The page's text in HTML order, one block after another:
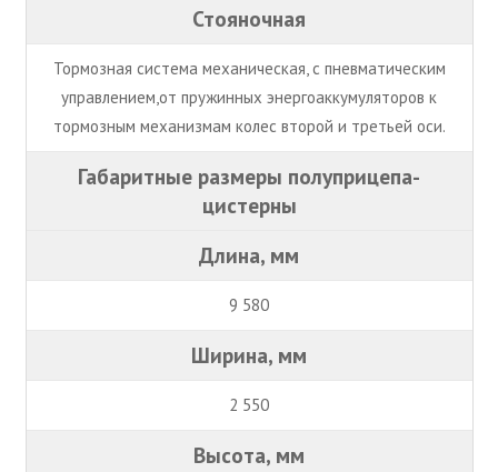
Стояночная
Тормозная система механическая, с пневматическим
управлением,от пружинных энергоаккумуляторов к
тормозным механизмам колес второй и третьей оси.
Габаритные размеры полуприцепа-
цистерны
Длина, мм
9 580
Ширина, мм
2 550
Высота, мм